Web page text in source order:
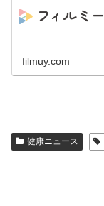
filmuy.com
健康ニュース